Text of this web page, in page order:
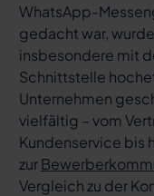
WhatsApp-
gedacht war,
insbesondere mit
Schnittstelle
Unternehmen
vielfältig – vom
Kundenservice bis
zur
Vergleich zu der